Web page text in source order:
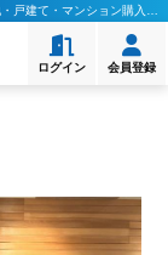
ログイン 会員登録